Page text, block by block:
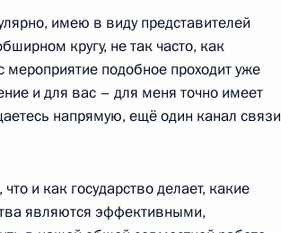
Аббасом Аракчи 9
имею в виду представителей
кругу, не так часто, как
мероприятие подобное проходит уже
и для вас – для меня точно имеет
напрямую, ещё один канал связи
и как государство делает, какие
являются эффективными,